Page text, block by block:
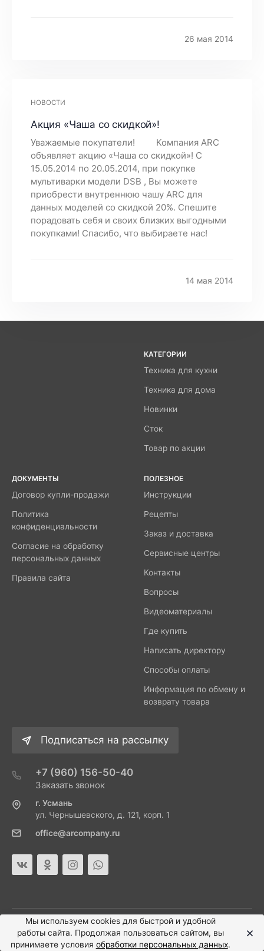
26 мая 2014
НОВОСТИ
Акция «Чаша со скидкой»!
Уважаемые покупатели! Компания ARC
объявляет акцию «Чаша со скидкой»! С
15.05.2014 по 20.05.2014, при покупке
мультиварки модели DSB , Вы можете
приобрести внутреннюю чашу ARC для
данных моделей со скидкой 20%. Спешите
порадовать себя и своих близких выгодными
покупками! Спасибо, что выбираете нас!
14 мая 2014
КАТЕГОРИИ
Техника для кухни
Техника для дома
Новинки
Сток
Товар по акции
ДОКУМЕНТЫ
Договор купли-продажи
Политика
конфиденциальности
Согласие на обработку
персональных данных
Правила сайта
ПОЛЕЗНОЕ
Инструкции
Рецепты
Заказ и доставка
Сервисные центры
Контакты
Вопросы
Видеоматериалы
Где купить
Написать директору
Способы оплаты
Информация по обмену и
возврату товара
Подписаться на рассылку
+7 (960) 156-50-40
Заказать звонок
г. Усмань
ул. Чернышевского, д. 121, корп. 1
office@arcompany.ru
Мы используем cookies для быстрой и удобной
работы сайта. Продолжая пользоваться сайтом, вы
принимаете условия обработки персональных данных.